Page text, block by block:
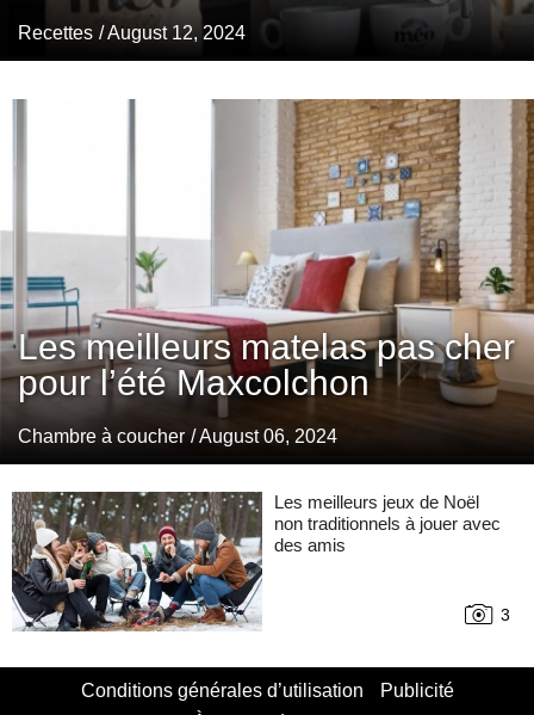
Recettes / August 12, 2024
Les meilleurs matelas pas cher
pour l’été Maxcolchon
Chambre à coucher / August 06, 2024
Les meilleurs jeux de Noël
non traditionnels à jouer avec
des amis
3
Conditions générales d’utilisation
Publicité